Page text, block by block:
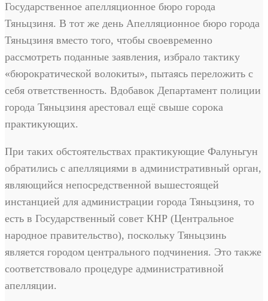
Государственное апелляционное бюро города
Тяньцзиня. В тот же день Апелляционное бюро города
Тяньцзиня вместо того, чтобы своевременно
рассмотреть поданные заявления, избрало тактику
«бюрократической волокиты», пытаясь переложить с
себя ответственность. Вдобавок Департамент полиции
города Тяньцзиня арестовал ещё свыше сорока
практикующих.
При таких обстоятельствах практикующие Фалуньгун
обратились с апелляциями в административный орган,
являющийся непосредственной вышестоящей
инстанцией для администрации города Тяньцзиня, то
есть в Государственный совет КНР (Центральное
народное правительство), поскольку Тяньцзинь
является городом центрального подчинения. Это также
соответствовало процедуре административной
апелляции.